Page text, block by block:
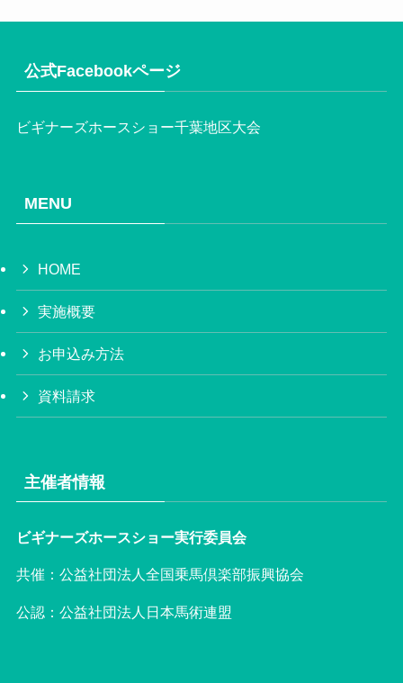
公式Facebookページ
ビギナーズホースショー千葉地区大会
MENU
HOME
実施概要
お申込み方法
資料請求
主催者情報
ビギナーズホースショー実行委員会
共催：公益社団法人全国乗馬倶楽部振興協会
公認：公益社団法人日本馬術連盟